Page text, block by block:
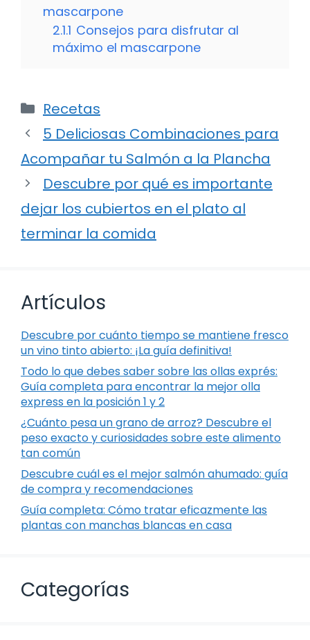
mascarpone
2.1.1 Consejos para disfrutar al
máximo el mascarpone
Categorías
Recetas
5 Deliciosas Combinaciones para
Acompañar tu Salmón a la Plancha
Descubre por qué es importante
dejar los cubiertos en el plato al
terminar la comida
Artículos
Descubre por cuánto tiempo se mantiene fresco
un vino tinto abierto: ¡La guía definitiva!
Todo lo que debes saber sobre las ollas exprés:
Guía completa para encontrar la mejor olla
express en la posición 1 y 2
¿Cuánto pesa un grano de arroz? Descubre el
peso exacto y curiosidades sobre este alimento
tan común
Descubre cuál es el mejor salmón ahumado: guía
de compra y recomendaciones
Guía completa: Cómo tratar eficazmente las
plantas con manchas blancas en casa
Categorías